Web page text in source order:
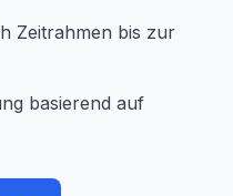
Zeitrahmen bis zur
basierend auf